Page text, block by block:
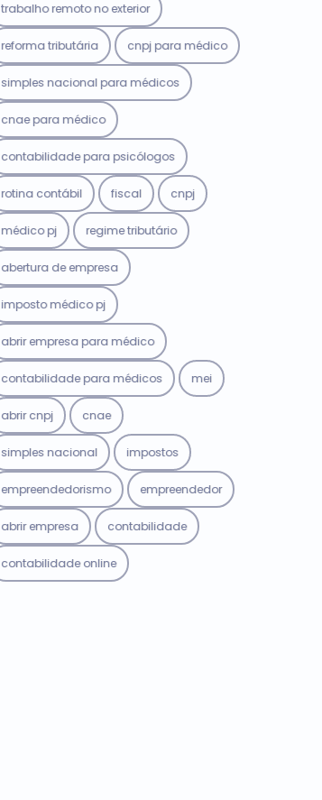
trabalho remoto no exterior
reforma tributária cnpj para médico
simples nacional para médicos
cnae para médico
contabilidade para psicólogos
rotina contábil fiscal cnpj
médico pj regime tributário
abertura de empresa
imposto médico pj
abrir empresa para médico
contabilidade para médicos mei
abrir cnpj cnae
simples nacional impostos
empreendedorismo empreendedor
abrir empresa contabilidade
contabilidade online